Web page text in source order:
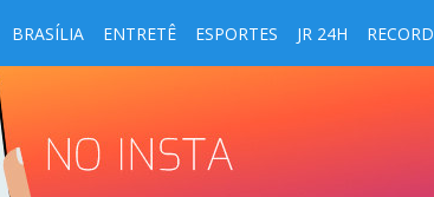
BRASÍLIA ENTRETÊ ESPORTES JR 24H RECORD